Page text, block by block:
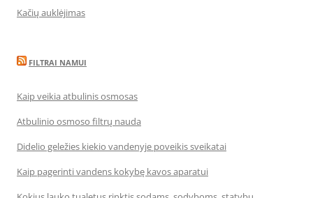
Kačių auklėjimas
FILTRAI NAMUI
Kaip veikia atbulinis osmosas
Atbulinio osmoso filtrų nauda
Didelio geležies kiekio vandenyje poveikis sveikatai
Kaip pagerinti vandens kokybę kavos aparatui